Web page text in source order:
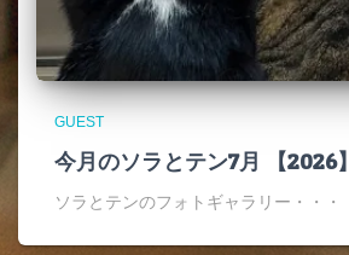
GUEST
今月のソラとテン7月 【2026】
ソラとテンのフォトギャラリー・・・